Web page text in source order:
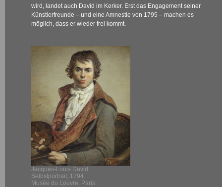
wird, landet auch David im Kerker. Erst das Engagement seiner
Künstlerfreunde – und eine Amnestie von 1795 – machen es
möglich, dass er wieder frei kommt.
Jacques-Louis David.
Selbstportrait, 1794.
Musée du Louvre, Paris.